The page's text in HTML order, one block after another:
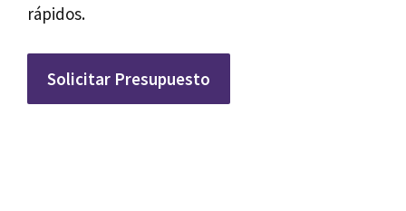
rápidos.
Solicitar Presupuesto